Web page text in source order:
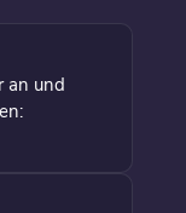
an und